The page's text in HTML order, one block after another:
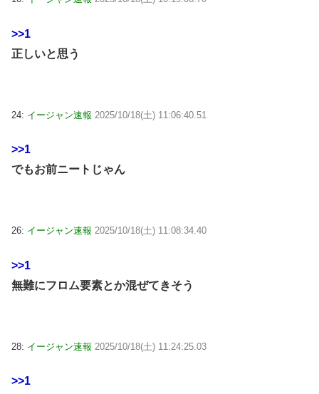
>>1
正しいと思う
24: イージャン速報 2025/10/18(土) 11:06:40.51
>>1
でもお前ニートじゃん
26: イージャン速報 2025/10/18(土) 11:08:34.40
>>1
無難にフロム要素とか混ぜてきそう
28: イージャン速報 2025/10/18(土) 11:24:25.03
>>1